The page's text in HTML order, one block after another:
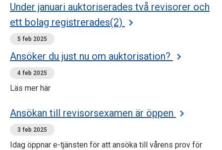
Under januari auktoriserades två revisorer och
ett bolag registrerades(2)
5 feb 2025
Ansöker du just nu om auktorisation?
4 feb 2025
Läs mer här
Ansökan till revisorsexamen är öppen
3 feb 2025
Idag öppnar e-tjänsten för att ansöka till vårens prov för